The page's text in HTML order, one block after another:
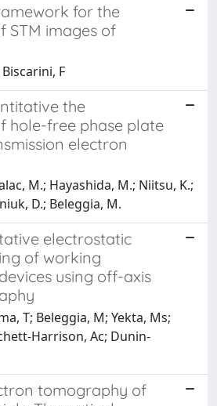
for the
STM images of
F
the
hole-free phase plate
electron
M.; Hayashida, M.; Niitsu, K.;
D.; Beleggia, M.
electrostatic
of working
using off-axis
T; Beleggia, M; Yekta, Ms;
Harrison, Ac; Dunin-
tomography of